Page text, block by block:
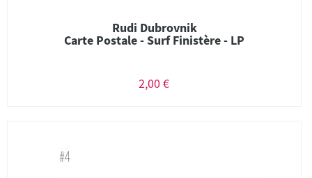
Rudi Dubrovnik
Carte Postale - Surf Finistère - LP
2,00 €